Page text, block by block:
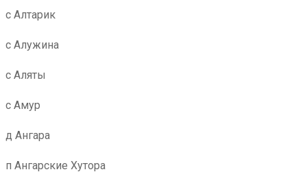
с Алтарик
с Алужина
с Аляты
с Амур
д Ангара
п Ангарские Хутора